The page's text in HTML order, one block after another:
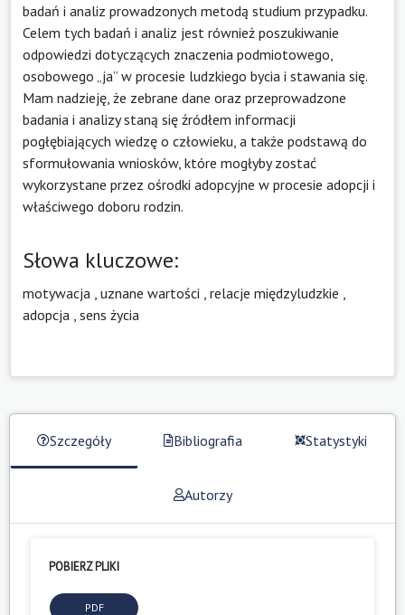
badań i analiz prowadzonych metodą studium przypadku.
Celem tych badań i analiz jest również poszukiwanie
odpowiedzi dotyczących znaczenia podmiotowego,
osobowego „ja” w procesie ludzkiego bycia i stawania się.
Mam nadzieję, że zebrane dane oraz przeprowadzone
badania i analizy staną się źródłem informacji
pogłębiających wiedzę o człowieku, a także podstawą do
sformułowania wniosków, które mogłyby zostać
wykorzystane przez ośrodki adopcyjne w procesie adopcji i
właściwego doboru rodzin.
Słowa kluczowe:
motywacja uznane wartości relacje międzyludzkie
adopcja sens życia
Szczegóły Bibliografia Statystyki
Autorzy
POBIERZ PLIKI
PDF